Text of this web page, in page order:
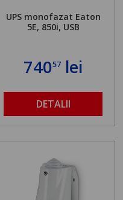
UPS monofazat Eaton
5E, 850i, USB
74057 lei
DETALII